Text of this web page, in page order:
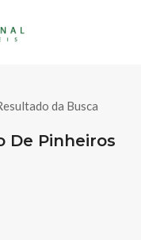
da Busca
De Pinheiros